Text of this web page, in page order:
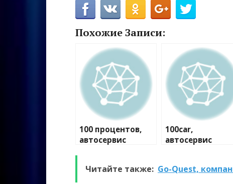
Похожие Записи:
100 процентов,
автосервис
100car,
автосервис
Читайте также: Go-Quest,